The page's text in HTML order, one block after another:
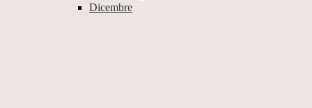
Dicembre